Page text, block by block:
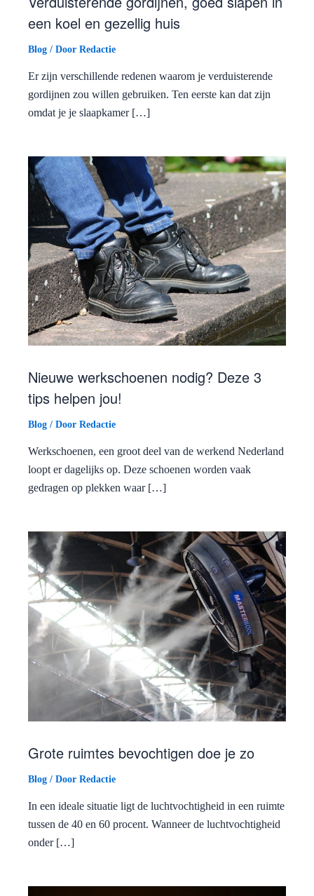
een koel en gezellig huis
Blog / Door Redactie
Er zijn verschillende redenen waarom je verduisterende
gordijnen zou willen gebruiken. Ten eerste kan dat zijn
omdat je je slaapkamer […]
Nieuwe werkschoenen nodig? Deze 3
tips helpen jou!
Blog / Door Redactie
Werkschoenen, een groot deel van de werkend Nederland
loopt er dagelijks op. Deze schoenen worden vaak
gedragen op plekken waar […]
Grote ruimtes bevochtigen doe je zo
Blog / Door Redactie
In een ideale situatie ligt de luchtvochtigheid in een ruimte
tussen de 40 en 60 procent. Wanneer de luchtvochtigheid
onder […]